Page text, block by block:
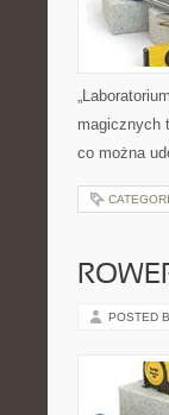
magicznych
co można
POSTED